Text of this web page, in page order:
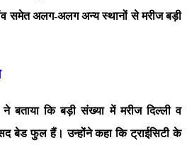
समेत अलग-अलग अन्य स्थानों से मरीज बड़ी
ने बताया कि बड़ी संख्या में मरीज दिल्ली व
बेड फुल हैं। उन्होंने कहा कि ट्राईसिटी के